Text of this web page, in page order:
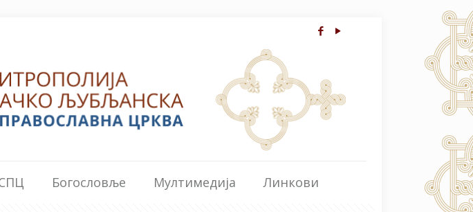
Богословље Мултимедија Линкови